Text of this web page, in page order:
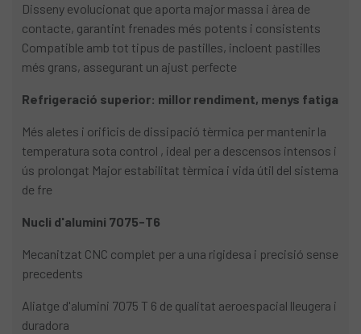
Disseny evolucionat que aporta major massa i àrea de
contacte, garantint frenades més potents i consistents
Compatible amb tot tipus de pastilles, incloent pastilles
més grans, assegurant un ajust perfecte
Refrigeració superior: millor rendiment, menys fatiga
Més aletes i orificis de dissipació tèrmica per mantenir la
temperatura sota control , ideal per a descensos intensos i
ús prolongat Major estabilitat tèrmica i vida útil del sistema
de fre
Nucli d'alumini 7075-T6
Mecanitzat CNC complet per a una rigidesa i precisió sense
precedents
Aliatge d'alumini 7075 T 6 de qualitat aeroespacial lleugera i
duradora